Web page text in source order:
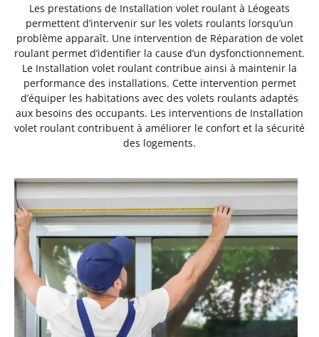
Les prestations de Installation volet roulant à Léogeats
permettent d’intervenir sur les volets roulants lorsqu’un
problème apparaît. Une intervention de Réparation de volet
roulant permet d’identifier la cause d’un dysfonctionnement.
Le Installation volet roulant contribue ainsi à maintenir la
performance des installations. Cette intervention permet
d’équiper les habitations avec des volets roulants adaptés
aux besoins des occupants. Les interventions de Installation
volet roulant contribuent à améliorer le confort et la sécurité
des logements.